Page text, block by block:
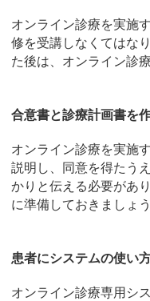
オンライン診療を実施
修を受講しなくてはな
た後は、オンライン診
合意書と診療計画書を
オンライン診療を実施
説明し、同意を得たう
かりと伝える必要があ
に準備しておきましょう
患者にシステムの使い
オンライン診療専用シ